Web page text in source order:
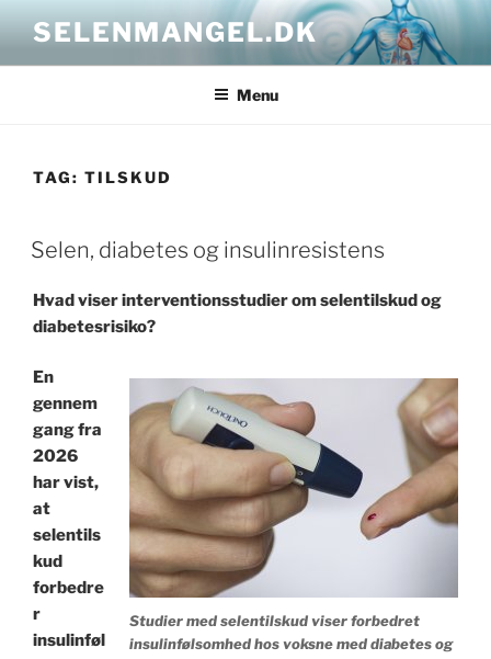
content
SELENMANGEL.DK
Menu
TAG: TILSKUD
POSTED
ON
Selen, diabetes og insulinresistens
Hvad viser interventionsstudier om selentilskud og
diabetesrisiko?
Studier med selentilskud viser forbedret
insulinfølsomhed hos voksne med diabetes og
En
gennem
gang fra
2026
har vist,
at
selentils
kud
forbedre
r
insulinføl